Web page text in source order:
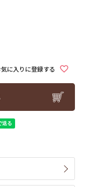
気に入りに登録する